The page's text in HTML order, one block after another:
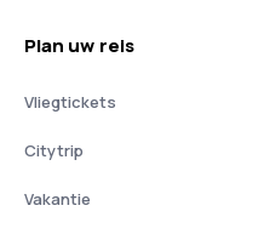
Plan uw reis
Vliegtickets
Citytrip
Vakantie